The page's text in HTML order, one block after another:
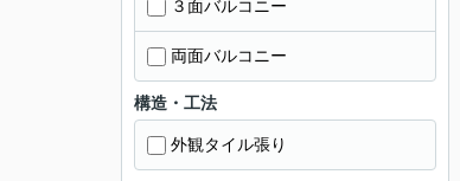
３面バルコニー
両面バルコニー
構造・工法
外観タイル張り